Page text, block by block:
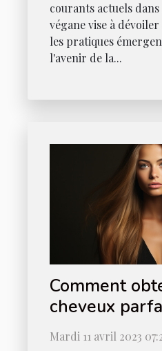
courants actuels
végane vise à
les pratiques
l'avenir de la...
Comment
cheveux
utilisant le
Mardi 11 avril 2023